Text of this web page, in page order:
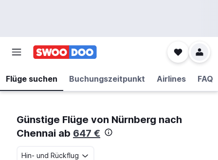
Flüge suchen Buchungszeitpunkt Airlines FAQ
Günstige Flüge von Nürnberg nach
Chennai ab 647 €
Hin- und Rückflug